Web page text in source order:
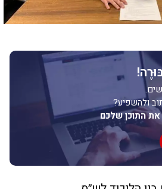
ולהשפיע?
את התוכן שלכם